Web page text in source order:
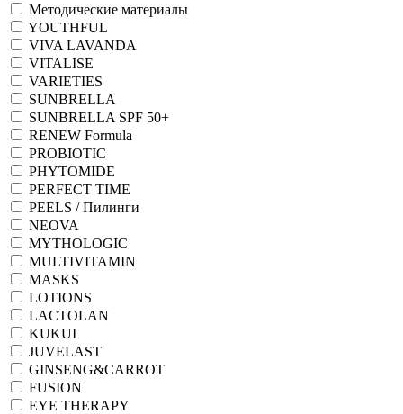
Методические материалы
YOUTHFUL
VIVA LAVANDA
VITALISE
VARIETIES
SUNBRELLA
SUNBRELLA SPF 50+
RENEW Formula
PROBIOTIC
PHYTOMIDE
PERFECT TIME
PEELS / Пилинги
NEOVA
MYTHOLOGIC
MULTIVITAMIN
MASKS
LOTIONS
LACTOLAN
KUKUI
JUVELAST
GINSENG&CARROT
FUSION
EYE THERAPY